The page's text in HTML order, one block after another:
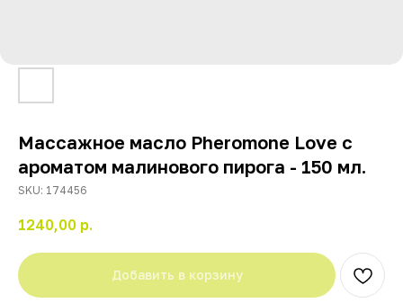
Массажное масло Pheromone Love с
ароматом малинового пирога - 150 мл.
SKU: 174456
1240,00 р.
Добавить в корзину